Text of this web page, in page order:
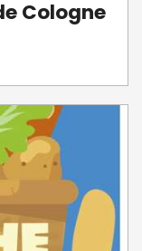
Cologne